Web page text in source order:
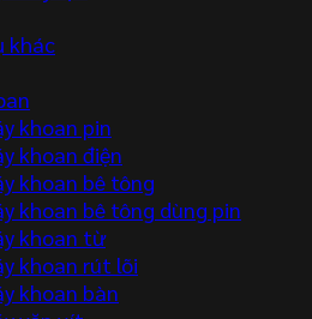
khác
khoan pin
khoan điện
khoan bê tông
khoan bê tông dùng pin
khoan từ
khoan rút lõi
khoan bàn